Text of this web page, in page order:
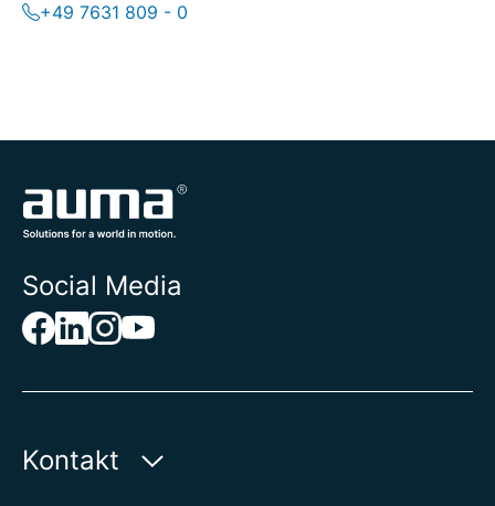
+49 7631 809 - 0
Social Media
Kontakt